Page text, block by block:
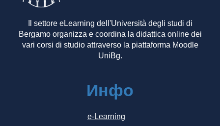
Il settore eLearning dell'Università degli studi di
Bergamo organizza e coordina la didattica online dei
vari corsi di studio attraverso la piattaforma Moodle
UniBg.
Инфо
e-Learning